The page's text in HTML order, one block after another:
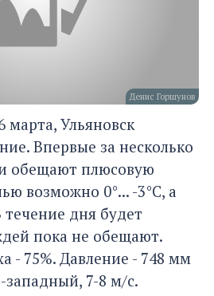
Денис Горшунов
марта, Ульяновск
Впервые за несколько
обещают плюсовую
возможно 0°... -3°С, а
течение дня будет
пока не обещают.
- 75%. Давление - 748 мм
западный, 7-8 м/с.